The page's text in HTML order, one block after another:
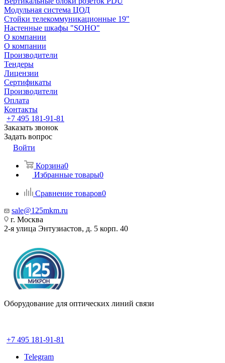
Модульная система ЦОД
Стойки телекоммуникационные 19"
Настенные шкафы "SOHO"
О компании
О компании
Производители
Тендеры
Лицензии
Сертификаты
Производители
Оплата
Контакты
+7 495 181-91-81
Заказать звонок
Задать вопрос
Войти
Корзина0
Избранные товары0
Сравнение товаров0
sale@125mkm.ru
г. Москва
2-я улица Энтузиастов, д. 5 корп. 40
Оборудование для оптических линий связи
+7 495 181-91-81
Telegram